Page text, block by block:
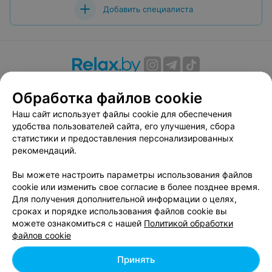
Добавить специалиста
Вакансии
Публичный договор
Способы оплаты
Публичный договор по использованию сервиса
«Афиша»
Пользовательское соглашение
Связаться по вопросам сотрудничества
Написать руководителю relax.by
Персональные настройки cookie
Обработка персональных данных
Обработка файлов cookie
Наш сайт использует файлы cookie для обеспечения
удобства пользователей сайта, его улучшения, сбора
статистики и предоставления персонализированных
рекомендаций.
Вы можете настроить параметры использования файлов
cookie или изменить свое согласие в более позднее время.
Для получения дополнительной информации о целях,
сроках и порядке использования файлов cookie вы
можете ознакомиться с нашей Политикой обработки
файлов cookie
Принять